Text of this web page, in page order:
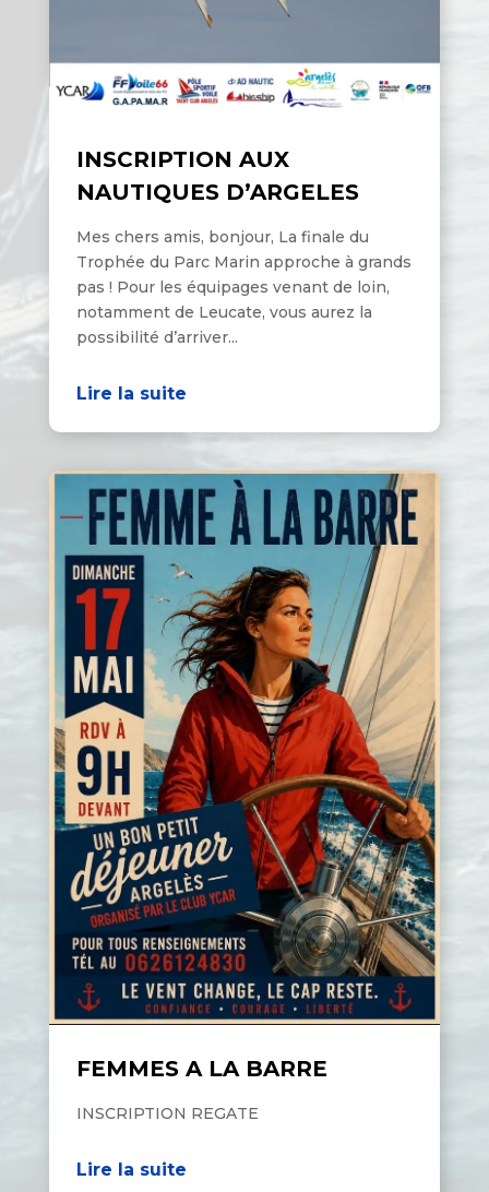
INSCRIPTION AUX
NAUTIQUES D’ARGELES
Mes chers amis, bonjour, La finale du
Trophée du Parc Marin approche à grands
pas ! Pour les équipages venant de loin,
notamment de Leucate, vous aurez la
possibilité d’arriver...
Lire la suite
FEMMES A LA BARRE
INSCRIPTION REGATE
Lire la suite